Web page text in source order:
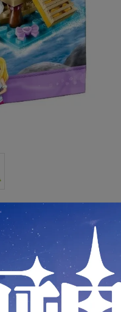
樂高 LEGO